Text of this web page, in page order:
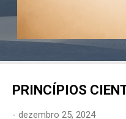
PRINCÍPIOS
- dezembro 25, 2024